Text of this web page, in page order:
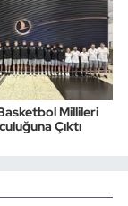
Millileri
Çıktı